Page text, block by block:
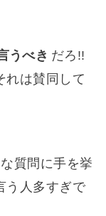
うべき だろ!!
れは賛同して
質問に手を挙
う人多すぎで